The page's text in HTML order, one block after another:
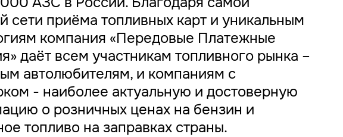
сети приёма топливных карт и уникальным
компания «Передовые Платежные
даёт всем участникам топливного рынка –
автолюбителям, и компаниям с
- наиболее актуальную и достоверную
о розничных ценах на бензин и
топливо на заправках страны.